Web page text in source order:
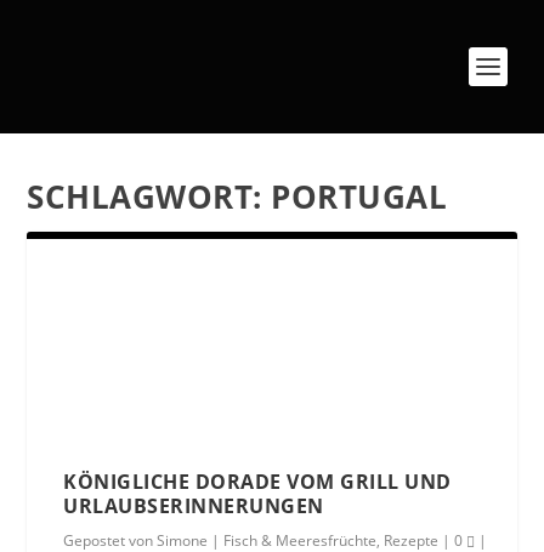
SCHLAGWORT: PORTUGAL
KÖNIGLICHE DORADE VOM GRILL UND
URLAUBSERINNERUNGEN
Gepostet vonSimone | Fisch & Meeresfrüchte, Rezepte |0 |